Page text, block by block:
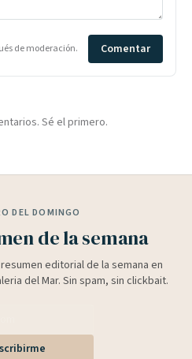
de moderación. Comentar
Sé el primero.
DEL DOMINGO
de la semana
editorial de la semana en
del Mar. Sin spam, sin clickbait.